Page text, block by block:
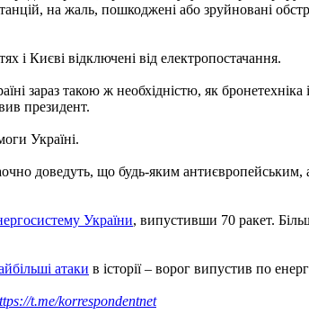
на жаль, пошкоджені або зруйновані
і Києві відключені від електропостачання.
зараз такою ж необхідністю, як
президент.
Україні.
доведуть, що будь-яким
України, випустивши 70 ракет.
атаки в історії – ворог випустив по
t.me/korrespondentnet